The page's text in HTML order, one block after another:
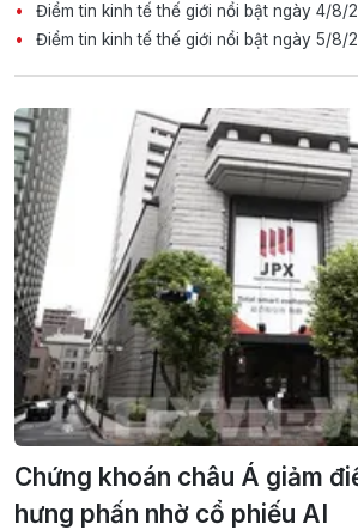
Điểm tin kinh tế thế giới nổi bật ngày 4/8/
Điểm tin kinh tế thế giới nổi bật ngày 5/8/
Chứng khoán châu Á giảm
hưng phấn nhờ cổ phiếu AI